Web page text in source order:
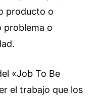
producto o
problema o
«Job To Be
el trabajo que los